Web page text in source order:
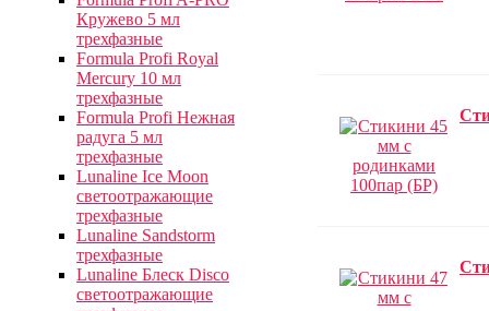
Кружево 5 мл
трехфазные
Formula Profi Royal
Merсury 10 мл
трехфазные
Formula Profi Нежная
радуга 5 мл
трехфазные
Lunaline Ice Moon
светоотражающие
трехфазные
Lunaline Sandstorm
трехфазные
Lunaline Блеск Disco
светоотражающие